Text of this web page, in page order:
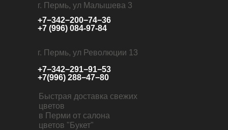
г. Пермь, ул Революции 13
г. Пермь, ул Малышева 3
+7−342−291−91−53
+7(996) 288−47−80
+7−342−200−74−36
+7 (996) 084-97-84
Быстрая доставка свежих
цветов
в Перми от салона
цветов "Букет"